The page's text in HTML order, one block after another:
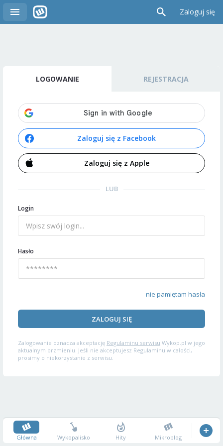
Zaloguj się
LOGOWANIE REJESTRACJA
Zaloguj się z Facebook
Zaloguj się z Apple
LUB
Login
Hasło
nie pamiętam hasła
ZALOGUJ SIĘ
Zalogowanie oznacza akceptację Regulaminu serwisu Wykop.pl w jego
aktualnym brzmieniu. Jeśli nie akceptujesz Regulaminu w całości,
prosimy o niekorzystanie z serwisu.
Główna Wykopalisko Hity Mikroblog